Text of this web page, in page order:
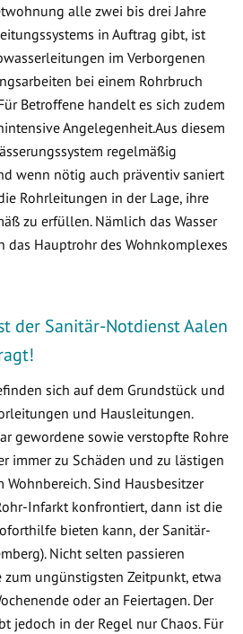
alle zwei bis drei Jahre
in Auftrag gibt, ist
im Verborgenen
bei einem Rohrbruch
Betroffene handelt es sich zudem
Angelegenheit.Aus diesem
regelmäßig
wenn nötig auch präventiv saniert
Rohrleitungen in der Lage, ihre
zu erfüllen. Nämlich das Wasser
das Hauptrohr des Wohnkomplexes
der Sanitär-Notdienst Aalen
sich auf dem Grundstück und
und Hausleitungen.
gewordene sowie verstopfte Rohre
immer zu Schäden und zu lästigen
Sind Hausbesitzer
Infarkt konfrontiert, dann ist die
bieten kann, der Sanitär-
Nicht selten passieren
zum ungünstigsten Zeitpunkt, etwa
oder an Feiertagen. Der
jedoch in der Regel nur Chaos. Für